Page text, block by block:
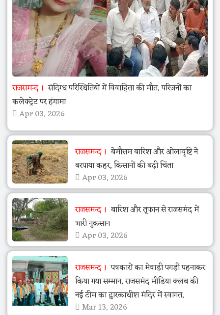
राजसमन्द
संदिग्ध परिस्थितियों में विवाहिता की मौत, परिजनों का
कलेक्ट्रेट पर हंगामा
Apr 03, 2026
राजसमन्द
बेमौसम बारिश और ओलावृष्टि ने
बरपाया कहर, किसानों की बढ़ी चिंता
Apr 03, 2026
राजसमन्द
बारिश और तूफान से राजसमंद में
भारी नुकसान
Apr 03, 2026
राजसमन्द
पत्रकारों का मेवाड़ी पगड़ी पहनाकर
किया गया सम्मान, राजसमंद मीडिया क्लब की
नई टीम का द्वारकाधीश मंदिर में स्वागत,
Mar 13, 2026